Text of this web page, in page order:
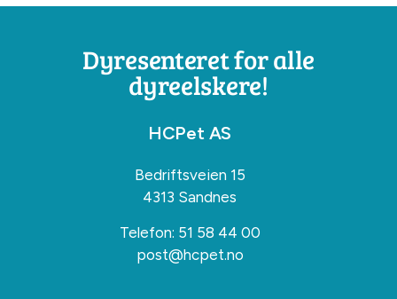
Dyresenteret for alle
dyreelskere!
HCPet AS
Bedriftsveien 15
4313 Sandnes
Telefon: 51 58 44 00
post@hcpet.no